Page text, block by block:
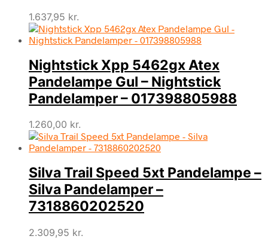
1.637,95 kr.
Nightstick Xpp 5462gx Atex
Pandelampe Gul – Nightstick
Pandelamper – 017398805988
1.260,00 kr.
Silva Trail Speed 5xt Pandelampe –
Silva Pandelamper –
7318860202520
2.309,95 kr.